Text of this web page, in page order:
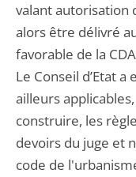
valant autorisation
alors être délivré
favorable de la
Le Conseil d’Etat
ailleurs
construire, les
devoirs du juge et
code de